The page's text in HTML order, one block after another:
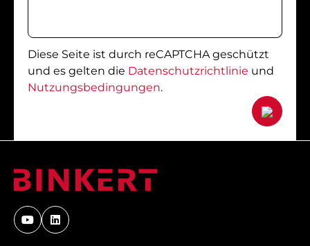
Diese Seite ist durch reCAPTCHA geschützt
und es gelten die Datenschutzrichtlinie und
Nutzungsbedingungen.